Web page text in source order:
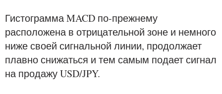
Гистограмма MACD по-прежнему
расположена в отрицательной зоне и немного
ниже своей сигнальной линии, продолжает
плавно снижаться и тем самым подает сигнал
на продажу USD/JPY.